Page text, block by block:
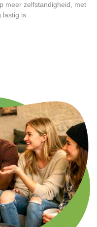
meer zelfstandigheid, met
is.